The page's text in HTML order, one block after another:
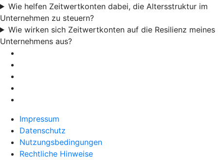
Wie helfen Zeitwertkonten dabei, die Altersstruktur im
Unternehmen zu steuern?
Wie wirken sich Zeitwertkonten auf die Resilienz meines
Unternehmens aus?
Impressum
Datenschutz
Nutzungsbedingungen
Rechtliche Hinweise